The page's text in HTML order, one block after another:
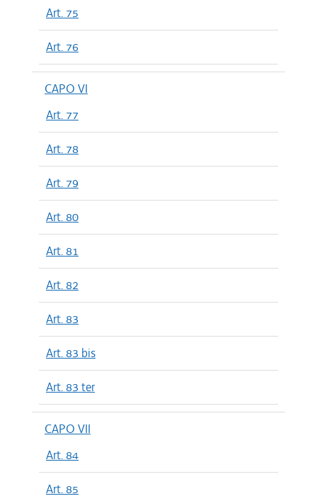
Art. 75
Art. 76
CAPO VI
Art. 77
Art. 78
Art. 79
Art. 80
Art. 81
Art. 82
Art. 83
Art. 83 bis
Art. 83 ter
CAPO VII
Art. 84
Art. 85